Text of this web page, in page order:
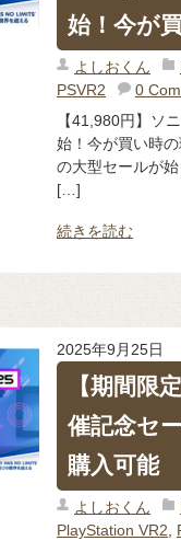
始！今が
よしおくん
PSVR2
0
【41,980円】ソ
始！今が買い時
の大型セールが
[…]
続きを読む
2025年9月25日
【期間限
催記念セ
購入可能
よしおくん
PlayStation VR2